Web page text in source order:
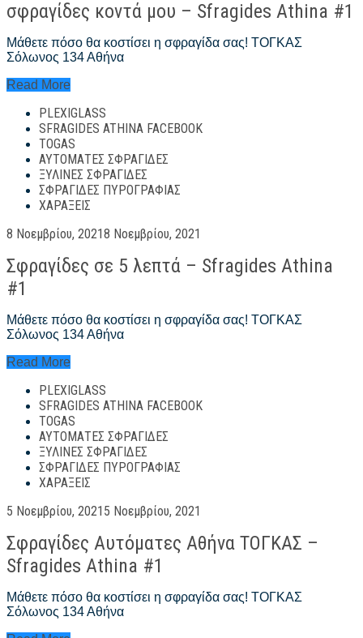
σφραγίδες κοντά μου – Sfragides Athina #1
Μάθετε πόσο θα κοστίσει η σφραγίδα σας! ΤΟΓΚΑΣ
Σόλωνος 134 Αθήνα
σφραγίδες
μου
Sfragides
Athina
Read More
PLEXIGLASS
SFRAGIDES ATHINA FACEBOOK
TOGAS
ΑΥΤΌΜΑΤΕΣ ΣΦΡΑΓΊΔΕΣ
ΞΎΛΙΝΕΣ ΣΦΡΑΓΊΔΕΣ
ΣΦΡΑΓΊΔΕΣ ΠΥΡΟΓΡΑΦΊΑΣ
ΧΑΡΆΞΕΙΣ
Posted
8 Νοεμβρίου, 20218 Νοεμβρίου, 2021
Σφραγίδες σε 5 λεπτά – Sfragides Athina
#1
Μάθετε πόσο θα κοστίσει η σφραγίδα σας! ΤΟΓΚΑΣ
Σόλωνος 134 Αθήνα
Σφραγίδες
λεπτά
Sfragides
Athina
Read More
PLEXIGLASS
SFRAGIDES ATHINA FACEBOOK
TOGAS
ΑΥΤΌΜΑΤΕΣ ΣΦΡΑΓΊΔΕΣ
ΞΎΛΙΝΕΣ ΣΦΡΑΓΊΔΕΣ
ΣΦΡΑΓΊΔΕΣ ΠΥΡΟΓΡΑΦΊΑΣ
ΧΑΡΆΞΕΙΣ
Posted
5 Νοεμβρίου, 2021 5 Νοεμβρίου, 2021
Σφραγίδες Αυτόματες Αθήνα ΤΟΓΚΑΣ –
Sfragides Athina #1
Μάθετε πόσο θα κοστίσει η σφραγίδα σας! ΤΟΓΚΑΣ
Σόλωνος 134 Αθήνα